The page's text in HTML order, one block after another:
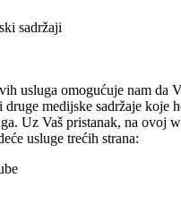
sadržaji
usluga omogućuje nam da
druge medijske sadržaje koje
Uz Vaš pristanak, na ovoj
usluge trećih strana: